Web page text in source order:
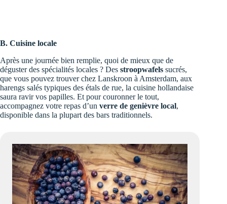
B. Cuisine locale
Après une journée bien remplie, quoi de mieux que de
déguster des spécialités locales ? Des stroopwafels sucrés,
que vous pouvez trouver chez Lanskroon à Amsterdam, aux
harengs salés typiques des étals de rue, la cuisine hollandaise
saura ravir vos papilles. Et pour couronner le tout,
accompagnez votre repas d’un verre de genièvre local,
disponible dans la plupart des bars traditionnels.